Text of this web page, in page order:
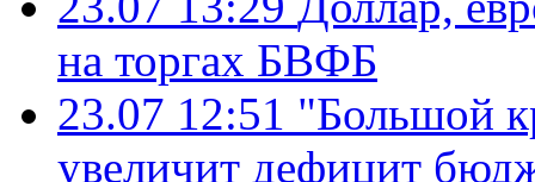
на торгах БВФБ
23.07 12:51 "Большой
увеличит дефицит